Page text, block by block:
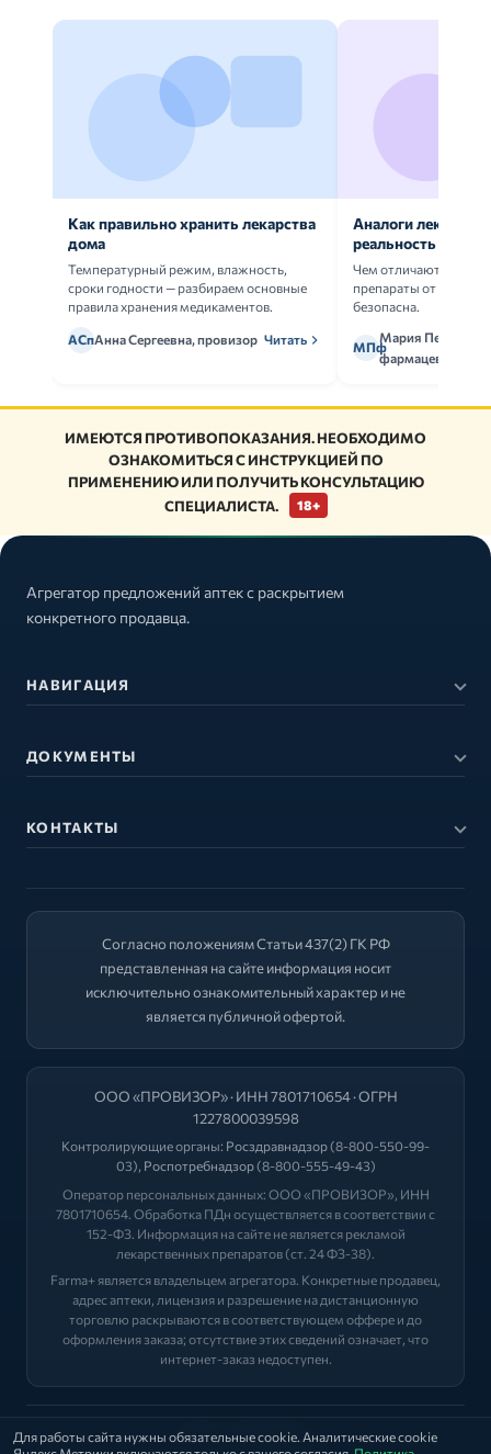
Для работы сайта нужны обязательные cookie. Аналитические cookie
Как правильно хранить лекарства
дома
Температурный режим, влажность,
сроки годности — разбираем основные
правила хранения медикаментов.
АСпАнна Сергеевна, провизор Читать
Аналоги
реальность
Чем отличаются
препараты от
безопасна.
МПф
Мария Петрова,
фармацевт
ИМЕЮТСЯ ПРОТИВОПОКАЗАНИЯ. НЕОБХОДИМО
ОЗНАКОМИТЬСЯ С ИНСТРУКЦИЕЙ ПО
ПРИМЕНЕНИЮ ИЛИ ПОЛУЧИТЬ КОНСУЛЬТАЦИЮ
СПЕЦИАЛИСТА.
18+
Агрегатор предложений аптек с раскрытием
конкретного продавца.
НАВИГАЦИЯ
ДОКУМЕНТЫ
КОНТАКТЫ
Согласно положениям Статьи 437(2) ГК РФ
представленная на сайте информация носит
исключительно ознакомительный характер и не
является публичной офертой.
ООО «ПРОВИЗОР» · ИНН 7801710654 · ОГРН
1227800039598
Контролирующие органы: Росздравнадзор(8-800-550-99-
03), Роспотребнадзор(8-800-555-49-43)
Оператор персональных данных: ООО «ПРОВИЗОР», ИНН
7801710654. Обработка ПДн осуществляется в соответствии с
152-ФЗ. Информация на сайте не является рекламой
лекарственных препаратов (ст. 24 ФЗ-38).
Farma+ является владельцем агрегатора. Конкретные продавец,
адрес аптеки, лицензия и разрешение на дистанционную
торговлю раскрываются в соответствующем оффере и до
оформления заказа; отсутствие этих сведений означает, что
интернет-заказ недоступен.
2026 © "ФАРМА+"